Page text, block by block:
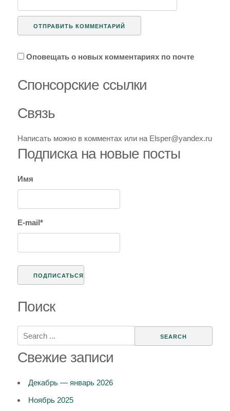
Оповещать о новых комментариях по почте
Спoнcopcкиe ссылки
Связь
Написать можно в комментах или на Elsper@yandex.ru
Подписка на новые посты
Имя
E-mail*
Поиск
Search
for:
Свежие записи
Декабрь — январь 2026
Ноябрь 2025